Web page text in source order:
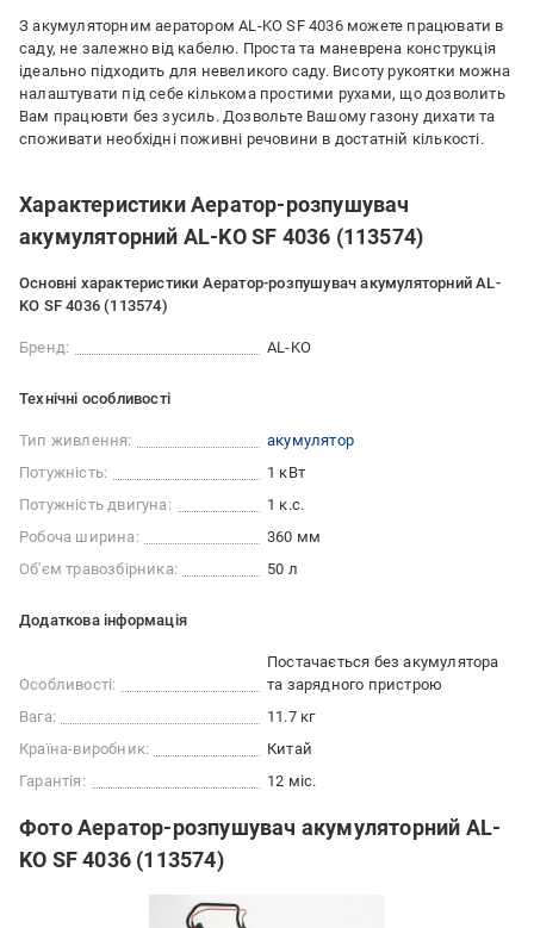
З акумуляторним аератором AL-KO SF 4036 можете працювати в
саду, не залежно від кабелю. Проста та маневрена конструкція
ідеально підходить для невеликого саду. Висоту рукоятки можна
налаштувати під себе кількома простими рухами, що дозволить
Вам працювти без зусиль. Дозвольте Вашому газону дихати та
споживати необхідні поживні речовини в достатній кількості.
Характеристики Аератор-розпушувач
акумуляторний AL-KO SF 4036 (113574)
Основні характеристики Аератор-розпушувач акумуляторний AL-
KO SF 4036 (113574)
Бренд: AL-KO
Технічні особливості
Тип живлення:
акумулятор
Потужність:
1 кВт
Потужність двигуна:
1 к.с.
Робоча ширина:
360 мм
Об'єм травозбірника:
50 л
Додаткова інформація
Особливості:
Постачається без акумулятора
та зарядного пристрою
Вага:
11.7 кг
Країна-виробник:
Китай
Гарантія:
12 міс.
Фото Аератор-розпушувач акумуляторний AL-
KO SF 4036 (113574)